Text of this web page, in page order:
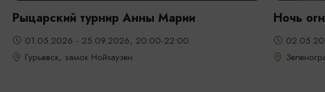
Рыцарский турнир Анны Марии
01.05.2026 - 25.09.2026, 20:00-22:00
Гурьевск, замок Нойхаузен
Ночь